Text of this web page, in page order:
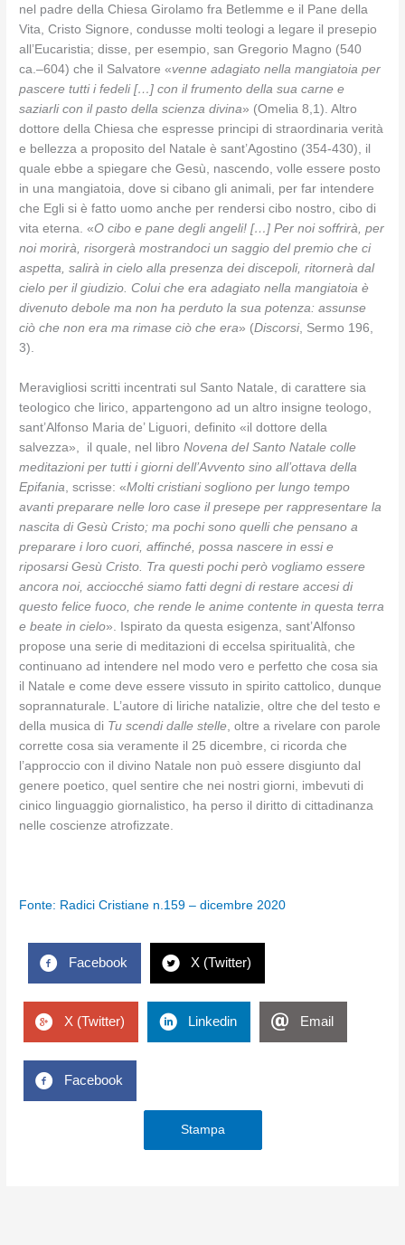
nel padre della Chiesa Girolamo fra Betlemme e il Pane della
Vita, Cristo Signore, condusse molti teologi a legare il presepio
all’Eucaristia; disse, per esempio, san Gregorio Magno (540
ca.–604) che il Salvatore «venne adagiato nella mangiatoia per
pascere tutti i fedeli […] con il frumento della sua carne e
saziarli con il pasto della scienza divina» (Omelia 8,1). Altro
dottore della Chiesa che espresse principi di straordinaria verità
e bellezza a proposito del Natale è sant’Agostino (354-430), il
quale ebbe a spiegare che Gesù, nascendo, volle essere posto
in una mangiatoia, dove si cibano gli animali, per far intendere
che Egli si è fatto uomo anche per rendersi cibo nostro, cibo di
vita eterna. «O cibo e pane degli angeli! […] Per noi soffrirà, per
noi morirà, risorgerà mostrandoci un saggio del premio che ci
aspetta, salirà in cielo alla presenza dei discepoli, ritornerà dal
cielo per il giudizio. Colui che era adagiato nella mangiatoia è
divenuto debole ma non ha perduto la sua potenza: assunse
ciò che non era ma rimase ciò che era» (Discorsi, Sermo 196,
3).
Meravigliosi scritti incentrati sul Santo Natale, di carattere sia
teologico che lirico, appartengono ad un altro insigne teologo,
sant’Alfonso Maria de’ Liguori, definito «il dottore della
salvezza», il quale, nel libroNovena del Santo Natale colle
meditazioni per tutti i giorni dell’Avvento sino all’ottava della
Epifania, scrisse: «Molti cristiani sogliono per lungo tempo
avanti preparare nelle loro case il presepe per rappresentare la
nascita di Gesù Cristo; ma pochi sono quelli che pensano a
preparare i loro cuori, affinché, possa nascere in essi e
riposarsi Gesù Cristo. Tra questi pochi però vogliamo essere
ancora noi, acciocché siamo fatti degni di restare accesi di
questo felice fuoco, che rende le anime contente in questa terra
e beate in cielo». Ispirato da questa esigenza, sant’Alfonso
propose una serie di meditazioni di eccelsa spiritualità, che
continuano ad intendere nel modo vero e perfetto che cosa sia
il Natale e come deve essere vissuto in spirito cattolico, dunque
soprannaturale. L’autore di liriche natalizie, oltre che del testo e
della musica di Tu scendi dalle stelle, oltre a rivelare con parole
corrette cosa sia veramente il 25 dicembre, ci ricorda che
l’approccio con il divino Natale non può essere disgiunto dal
genere poetico, quel sentire che nei nostri giorni, imbevuti di
cinico linguaggio giornalistico, ha perso il diritto di cittadinanza
nelle coscienze atrofizzate.
Fonte: Radici Cristiane n.159 – dicembre 2020
Facebook X (Twitter)
X (Twitter) Linkedin Email
Facebook
Stampa